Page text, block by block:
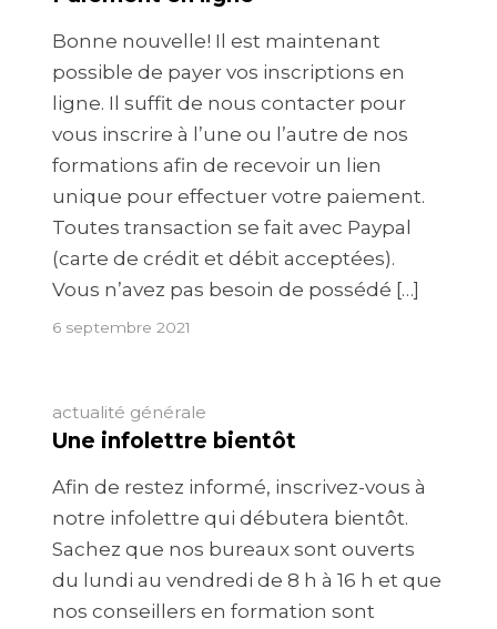
Bonne nouvelle! Il est maintenant
possible de payer vos inscriptions en
ligne. Il suffit de nous contacter pour
vous inscrire à l’une ou l’autre de nos
formations afin de recevoir un lien
unique pour effectuer votre paiement.
Toutes transaction se fait avec Paypal
(carte de crédit et débit acceptées).
Vous n’avez pas besoin de possédé […]
6 septembre 2021
actualité générale
Une infolettre bientôt
Afin de restez informé, inscrivez-vous à
notre infolettre qui débutera bientôt.
Sachez que nos bureaux sont ouverts
du lundi au vendredi de 8 h à 16 h et que
nos conseillers en formation sont